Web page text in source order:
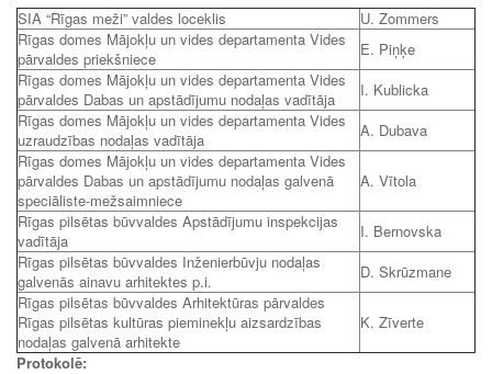
SIA “Rīgas meži” valdes loceklis
U. Zommers
Rīgas domes Mājokļu un vides departamenta Vides
pārvaldes priekšniece
E. Piņķe
Rīgas domes Mājokļu un vides departamenta Vides
pārvaldes Dabas un apstādījumu nodaļas vadītāja
I. Kublicka
Rīgas domes Mājokļu un vides departamenta Vides
uzraudzības nodaļas vadītāja
A. Dubava
Rīgas domes Mājokļu un vides departamenta Vides
pārvaldes Dabas un apstādījumu nodaļas galvenā
speciāliste-mežsaimniece
A. Vītola
Rīgas pilsētas būvvaldes Apstādījumu inspekcijas
vadītāja
I. Bernovska
Rīgas pilsētas būvvaldes Inženierbūvju nodaļas
galvenās ainavu arhitektes p.i.
D. Skrūzmane
Rīgas pilsētas būvvaldes Arhitektūras pārvaldes
Rīgas pilsētas kultūras pieminekļu aizsardzības
nodaļas galvenā arhitekte
K. Zīverte
Protokolē: